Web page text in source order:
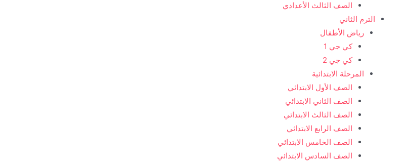
الصف الثالث الأعدادي
الترم الثاني
رياض الأطفال
كي جي 1
كي جي 2
المرحلة الابتدائية
الصف الأول الابتدائي
الصف الثاني الابتدائي
الصف الثالث الابتدائي
الصف الرابع الابتدائي
الصف الخامس الابتدائي
الصف السادس الابتدائي